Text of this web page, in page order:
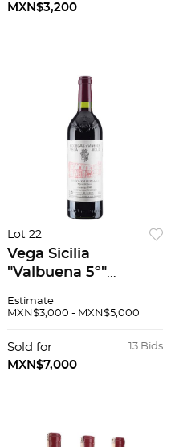
/ 100
MXN$3,200
Lot 22
Vega Sicilia
"Valbuena 5º"
del Duero, España
/ 100
Estimate
MXN$3,000 - MXN$5,000
13 Bids
Sold for
MXN$7,000